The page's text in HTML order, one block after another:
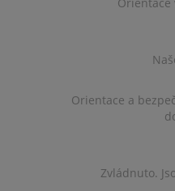
Orientace a
Zvládnuto.